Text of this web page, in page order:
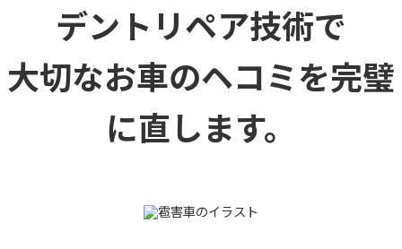
デントリペア技術で
大切なお車のヘコミを完璧
に直します。